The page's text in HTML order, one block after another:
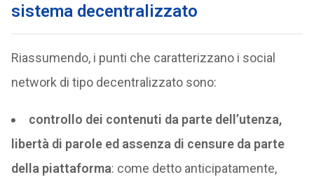
sistema decentralizzato
Riassumendo, i punti che caratterizzano i social
network di tipo decentralizzato sono:
controllo dei contenuti da parte dell’utenza,
libertà di parole ed assenza di censure da parte
della piattaforma: come detto anticipatamente,